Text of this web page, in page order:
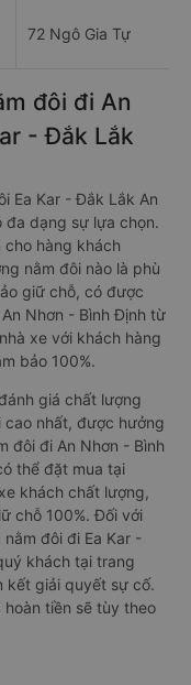
72 Ngô Gia Tự
đôi đi An
- Đắk Lắk
Ea Kar - Đắk Lắk An
đa dạng sự lựa chọn.
hàng khách
nằm đôi nào là phù
giữ chỗ, có được
Nhơn - Bình Định từ
xe với khách hàng
bảo 100%.
giá chất lượng
nhất, được hưởng
đôi đi An Nhơn - Bình
thể đặt mua tại
khách chất lượng,
chỗ 100%. Đối với
đôi đi Ea Kar -
khách tại trang
kết giải quyết sự cố.
tiền sẽ tùy theo